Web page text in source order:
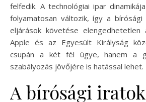
felfedik. A technológiai ipar
folyamatosan változik, így a
eljárások követése elengedhetetlen
Apple és az Egyesült Királyság
csupán a két fél ügye, hanem a
szabályozás jövőjére is hatással lehet.
A bírósági iratok